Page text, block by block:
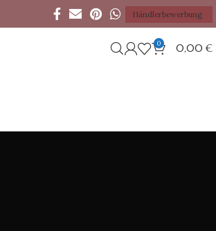
Händlerbewerbung
0 0,00 €